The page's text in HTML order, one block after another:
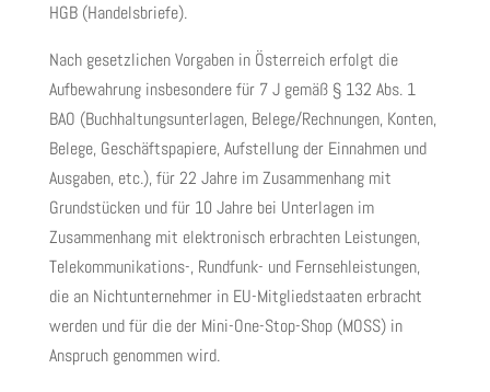
HGB (Handelsbriefe).
Nach gesetzlichen Vorgaben in Österreich erfolgt die
Aufbewahrung insbesondere für 7 J gemäß § 132 Abs. 1
BAO (Buchhaltungsunterlagen, Belege/Rechnungen, Konten,
Belege, Geschäftspapiere, Aufstellung der Einnahmen und
Ausgaben, etc.), für 22 Jahre im Zusammenhang mit
Grundstücken und für 10 Jahre bei Unterlagen im
Zusammenhang mit elektronisch erbrachten Leistungen,
Telekommunikations-, Rundfunk- und Fernsehleistungen,
die an Nichtunternehmer in EU-Mitgliedstaaten erbracht
werden und für die der Mini-One-Stop-Shop (MOSS) in
Anspruch genommen wird.